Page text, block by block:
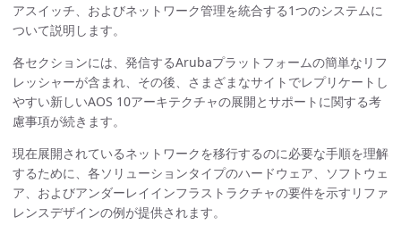
アスイッチ、およびネットワーク管理を統合する1つのシステムに
ついて説明します。
各セクションには、発信するArubaプラットフォームの簡単なリフ
レッシャーが含まれ、その後、さまざまなサイトでレプリケートし
やすい新しいAOS 10アーキテクチャの展開とサポートに関する考
慮事項が続きます。
現在展開されているネットワークを移行するのに必要な手順を理解
するために、各ソリューションタイプのハードウェア、ソフトウェ
ア、およびアンダーレイインフラストラクチャの要件を示すリファ
レンスデザインの例が提供されます。